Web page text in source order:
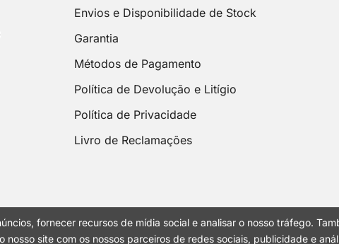
Envios e Disponibilidade de Stock
Garantia
Métodos de Pagamento
Política de Devolução e Litígio
Política de Privacidade
Livro de Reclamações
fornecer recursos de mídia social e analisar o nosso tráfego.
site com os nossos parceiros de redes sociais, publicidade e